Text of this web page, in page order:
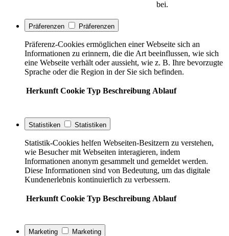
bei.
Präferenzen Präferenzen
Präferenz-Cookies ermöglichen einer Webseite sich an
Informationen zu erinnern, die die Art beeinflussen, wie sich
eine Webseite verhält oder aussieht, wie z. B. Ihre bevorzugte
Sprache oder die Region in der Sie sich befinden.
Herkunft Cookie Typ Beschreibung Ablauf
Statistiken Statistiken
Statistik-Cookies helfen Webseiten-Besitzern zu verstehen,
wie Besucher mit Webseiten interagieren, indem
Informationen anonym gesammelt und gemeldet werden.
Diese Informationen sind von Bedeutung, um das digitale
Kundenerlebnis kontinuierlich zu verbessern.
Herkunft Cookie Typ Beschreibung Ablauf
Marketing Marketing